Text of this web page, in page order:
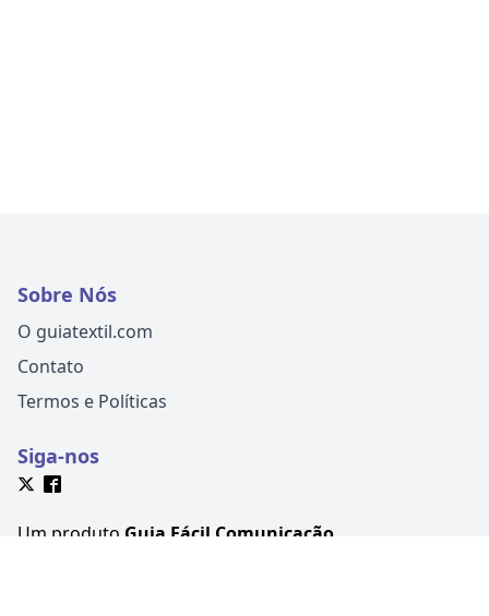
Sobre Nós
O guiatextil.com
Contato
Termos e Políticas
Siga-nos
Um produto Guia Fácil Comunicação